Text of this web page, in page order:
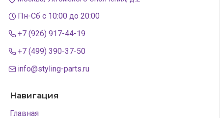
Пн-Сб с 10:00 до 20:00
+7 (926) 917-44-19
+7 (499) 390-37-50
info@styling-parts.ru
Навигация
Главная